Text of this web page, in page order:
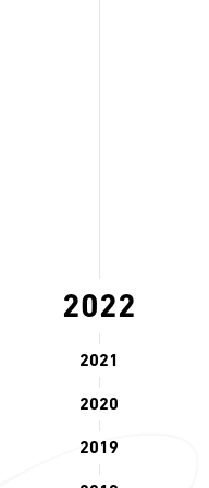
2022
2021
2020
2019